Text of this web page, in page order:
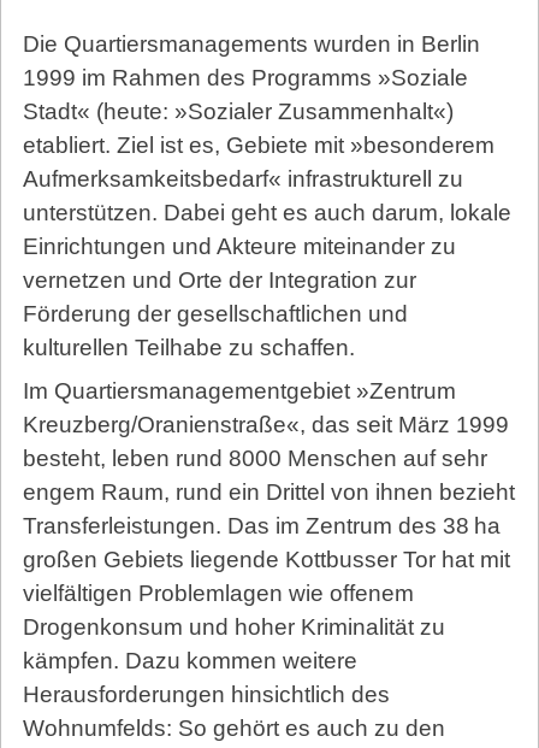
Die Quartiersmanagements wurden in Berlin
1999 im Rahmen des Programms »Soziale
Stadt« (heute: »Sozialer Zusammenhalt«)
etabliert. Ziel ist es, Gebiete mit »besonderem
Aufmerksamkeitsbedarf« infrastrukturell zu
unterstützen. Dabei geht es auch darum, lokale
Einrichtungen und Akteure miteinander zu
vernetzen und Orte der Integration zur
Förderung der gesellschaftlichen und
kulturellen Teilhabe zu schaffen.
Im Quartiers­mana­ge­ment­gebiet »Zentrum
Kreuzberg/Oranienstraße«, das seit März 1999
besteht, leben rund 8000 Menschen auf sehr
engem Raum, rund ein Drittel von ihnen bezieht
Transferleistungen. Das im Zentrum des 38 ha
großen Gebiets liegende Kottbusser Tor hat mit
vielfältigen Problemlagen wie offenem
Drogenkonsum und hoher Kriminalität zu
kämpfen. Dazu kommen weitere
Herausforderungen hinsichtlich des
Wohnumfelds: So gehört es auch zu den